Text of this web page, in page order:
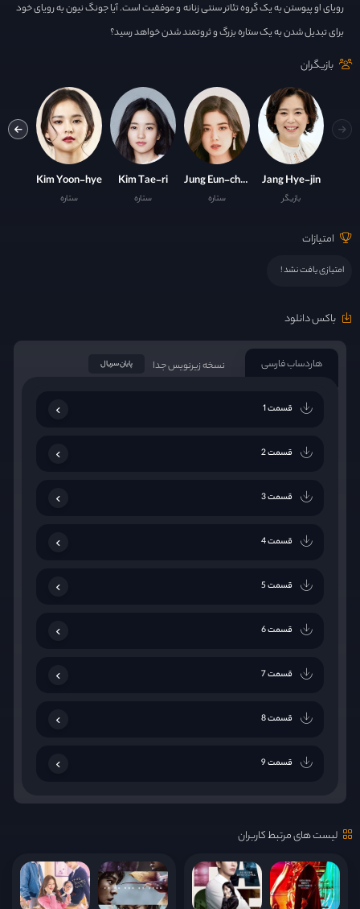
رویای او پیوستن به یک گروه تئاتر سنتی زنانه و موفقیت است. آیا جونگ نیون به رویای خود
برای تبدیل شدن به یک ستاره بزرگ و ثروتمند شدن خواهد رسید؟
بازیگران
Jang Hye-jin
بازیگر
Jung Eun-chae
ستاره
Kim Tae-ri
ستاره
Kim Yoon-hye
ستاره
امتیازات
امتیازی یافت نشد !
باکس دانلود
هاردساب فارسی نسخه زیرنویس جدا پایان سریال
قسمت 1
قسمت 2
قسمت 3
قسمت 4
قسمت 5
قسمت 6
قسمت 7
قسمت 8
قسمت 9
قسمت 10
قسمت 12
لیست های مرتبط کاربران